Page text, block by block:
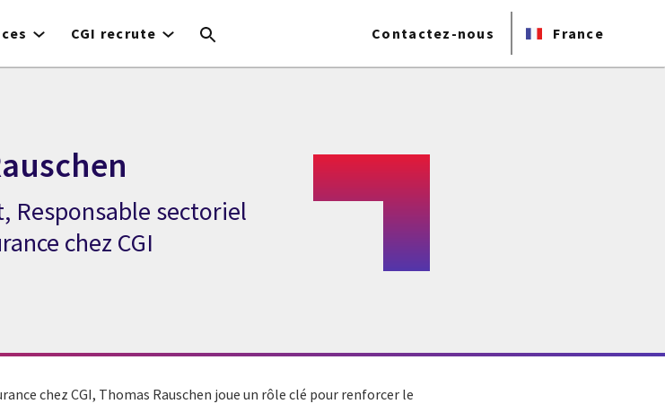
CGI recrute Contactez-nous France
Responsable sectoriel
chez CGI
chez CGI, Thomas Rauschen joue un rôle clé pour renforcer le